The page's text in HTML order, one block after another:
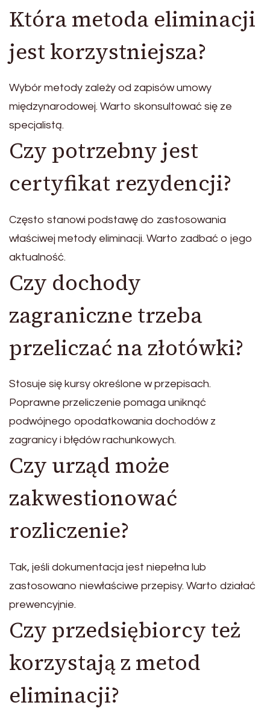
Która metoda eliminacji
jest korzystniejsza?
Wybór metody zależy od zapisów umowy
międzynarodowej. Warto skonsultować się ze
specjalistą.
Czy potrzebny jest
certyfikat rezydencji?
Często stanowi podstawę do zastosowania
właściwej metody eliminacji. Warto zadbać o jego
aktualność.
Czy dochody
zagraniczne trzeba
przeliczać na złotówki?
Stosuje się kursy określone w przepisach.
Poprawne przeliczenie pomaga uniknąć
podwójnego opodatkowania dochodów z
zagranicy i błędów rachunkowych.
Czy urząd może
zakwestionować
rozliczenie?
Tak, jeśli dokumentacja jest niepełna lub
zastosowano niewłaściwe przepisy. Warto działać
prewencyjnie.
Czy przedsiębiorcy też
korzystają z metod
eliminacji?